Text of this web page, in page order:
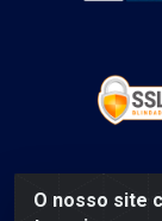
O nosso site
DCA